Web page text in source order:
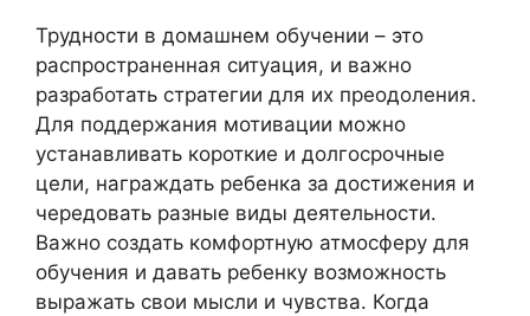
Трудности в домашнем обучении – это
распространенная ситуация, и важно
разработать стратегии для их преодоления.
Для поддержания мотивации можно
устанавливать короткие и долгосрочные
цели, награждать ребенка за достижения и
чередовать разные виды деятельности.
Важно создать комфортную атмосферу для
обучения и давать ребенку возможность
выражать свои мысли и чувства. Когда